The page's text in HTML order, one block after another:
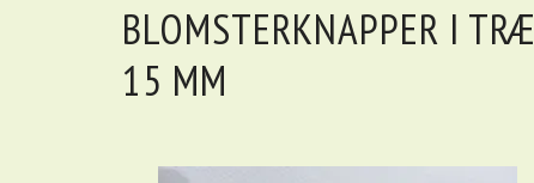
BLOMSTERKNAPPER I TRÆ
15 MM